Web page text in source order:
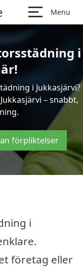
Menu
i
i Jukkasjärvi?
– snabbt,
förpliktelser
i
företag eller